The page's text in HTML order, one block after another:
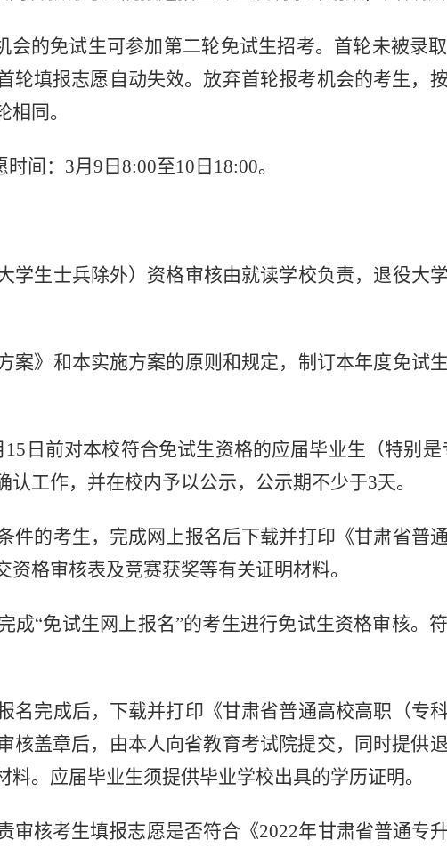
会的免试生可参加第二轮免试生招考。首轮未被录
轮填报志愿自动失效。放弃首轮报考机会的考生，
同。
间：3月9日8:00至10日18:00。
学生士兵除外）资格审核由就读学校负责，退役大
案》和本实施方案的原则和规定，制订本年度免试
15日前对本校符合免试生资格的应届毕业生（特别
工作，并在校内予以公示，公示期不少于3天。
件的考生，完成网上报名后下载并打印《甘肃省普
资格审核表及竞赛获奖等有关证明材料。
成“免试生网上报名”的考生进行免试生资格审核。
名完成后，下载并打印《甘肃省普通高校高职（专
核盖章后，由本人向省教育考试院提交，同时提供
。应届毕业生须提供毕业学校出具的学历证明。
审核考生填报志愿是否符合 《2022年甘肃省普通专